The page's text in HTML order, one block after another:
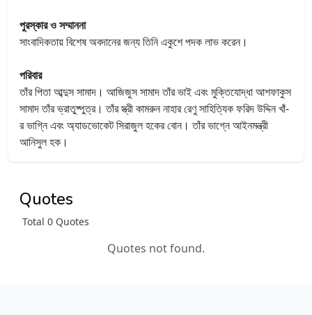
পুরস্কার ও সম্মাননা
সাংবাদিকতায় বিশেষ অবদানের জন্য তিনি একুশে পদক লাভ করেন।
পরিবার
তাঁর পিতা আব্দুস সামাদ। আজিজুস সামাদ তাঁর ভাই এবং মুক্তিযোদ্ধা আশফাকুস
সামাদ তাঁর ভ্রাতুষ্পুত্র। তাঁর স্ত্রী কামরুন নাহার রেণু সাহিত্যিক ফরিদ উদ্দিন খাঁ-
র ভাগ্নি এবং অ্যাডভোকেট সিরাজুল হকের বোন। তাঁর ভাগ্নে আইনমন্ত্রী
আনিসুল হক।
Quotes
Total 0 Quotes
Quotes not found.